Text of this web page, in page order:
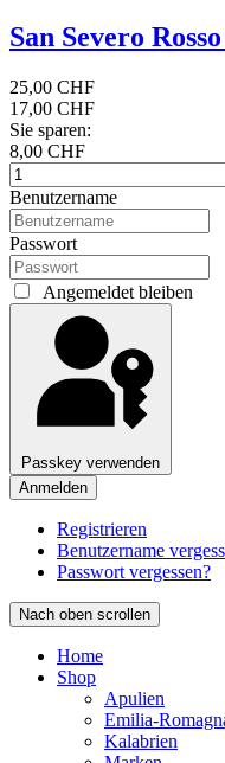
San Severo
25,00 CHF
17,00 CHF
Sie sparen:
8,00 CHF
Benutzername
Passwort
Angemeldet bleiben
Passkey verwenden
Anmelden
Registrieren
Benutzername
Passwort vergessen?
Nach oben scrollen
Home
Shop
Apulien
Emilia-
Kalabrien